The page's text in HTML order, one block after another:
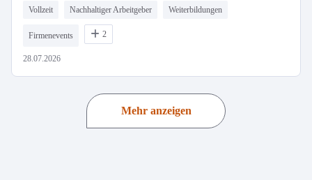
Vollzeit Nachhaltiger Arbeitgeber Weiterbildungen
Firmenevents 2
28.07.2026
Mehr anzeigen